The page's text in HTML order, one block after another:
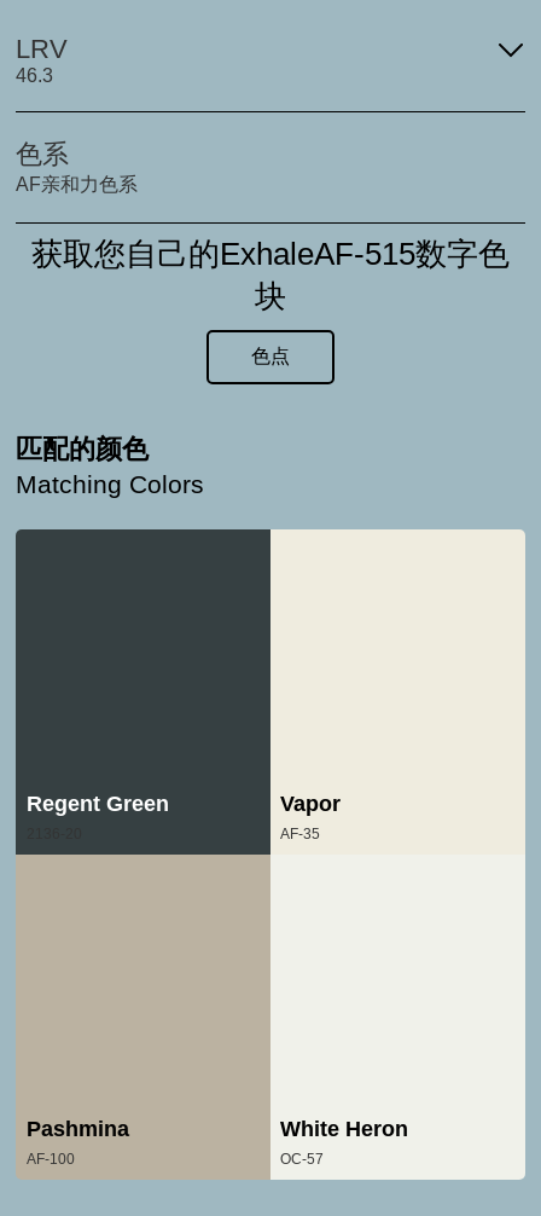
LRV
46.3
色系
AF亲和力色系
获取您自己的ExhaleAF-515数字色
块
色点
匹配的颜色
Matching Colors
Regent Green Vapor
AF-35
Pashmina
AF-100
White Heron
OC-57